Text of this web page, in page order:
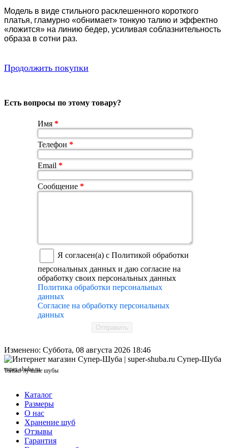
Модель в виде стильного расклешенного короткого
платья, гламурно «обнимает» тонкую талию и эффектно
«ложится» на линию бедер, усиливая соблазнительность
образа в сотни раз.
Продолжить покупки
Есть вопросы по этому товару?
Имя *
Телефон *
Email *
Сообщение *
Я согласен(а) с Политикой обработки
персональных данных и даю согласие на
обработку своих персональных данных
Политика обработки персональных
данных
Согласие на обработку персональных
данных
Отправить
Изменено: Суббота, 08 августа 2026 18:46
Супер-Шуба
super-shuba.ru
Только лучшие шубы
Каталог
Размеры
О нас
Хранение шуб
Отзывы
Гарантия